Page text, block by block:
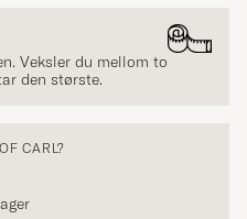
Veksler du mellom to
den største.
CARL?